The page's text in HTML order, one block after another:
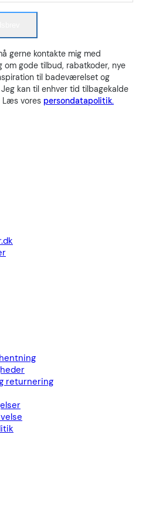
gerne kontakte mig med
om gode tilbud, rabatkoder, nye
til badeværelset og
Jeg kan til enhver tid tilbagekalde
Læs vores persondatapolitik.
returnering